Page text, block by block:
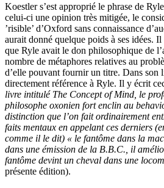
Koestler s’est approprié le phrase de
celui-ci une opinion très mitigée, le
’risible’ d’Oxford sans connaissance
aurait donné quelque poids à ses idées. Il
que Ryle avait le don philosophique de
nombre de métaphores relatives au
d’elle pouvant fournir un titre. Dans son
directement référence à Ryle. Il y écrit
livre intitulé The Concept of Mind, le
philosophe oxonien fort enclin au
distinction que l’on fait ordinairement
faits mentaux en appelant ces derniers
comme il le dit) « le fantôme dans la
dans une émission de la B.B.C., il
fantôme devint un cheval dans une
présente édition).